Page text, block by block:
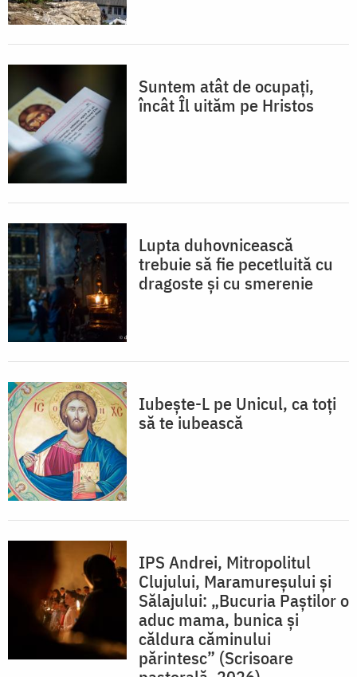
Suntem atât de ocupați,
încât Îl uităm pe Hristos
Lupta duhovnicească
trebuie să fie pecetluită cu
dragoste și cu smerenie
Iubește-L pe Unicul, ca toți
să te iubească
IPS Andrei, Mitropolitul
Clujului, Maramureșului și
Sălajului: „Bucuria Paștilor o
aduc mama, bunica și
căldura căminului
părintesc” (Scrisoare